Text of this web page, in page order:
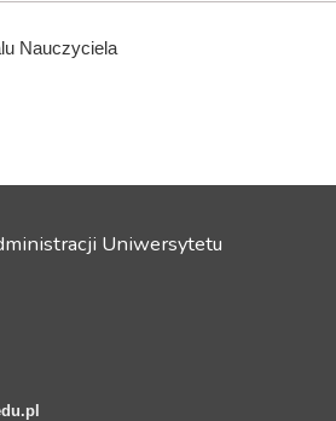
Nauczyciela
Uniwersytetu